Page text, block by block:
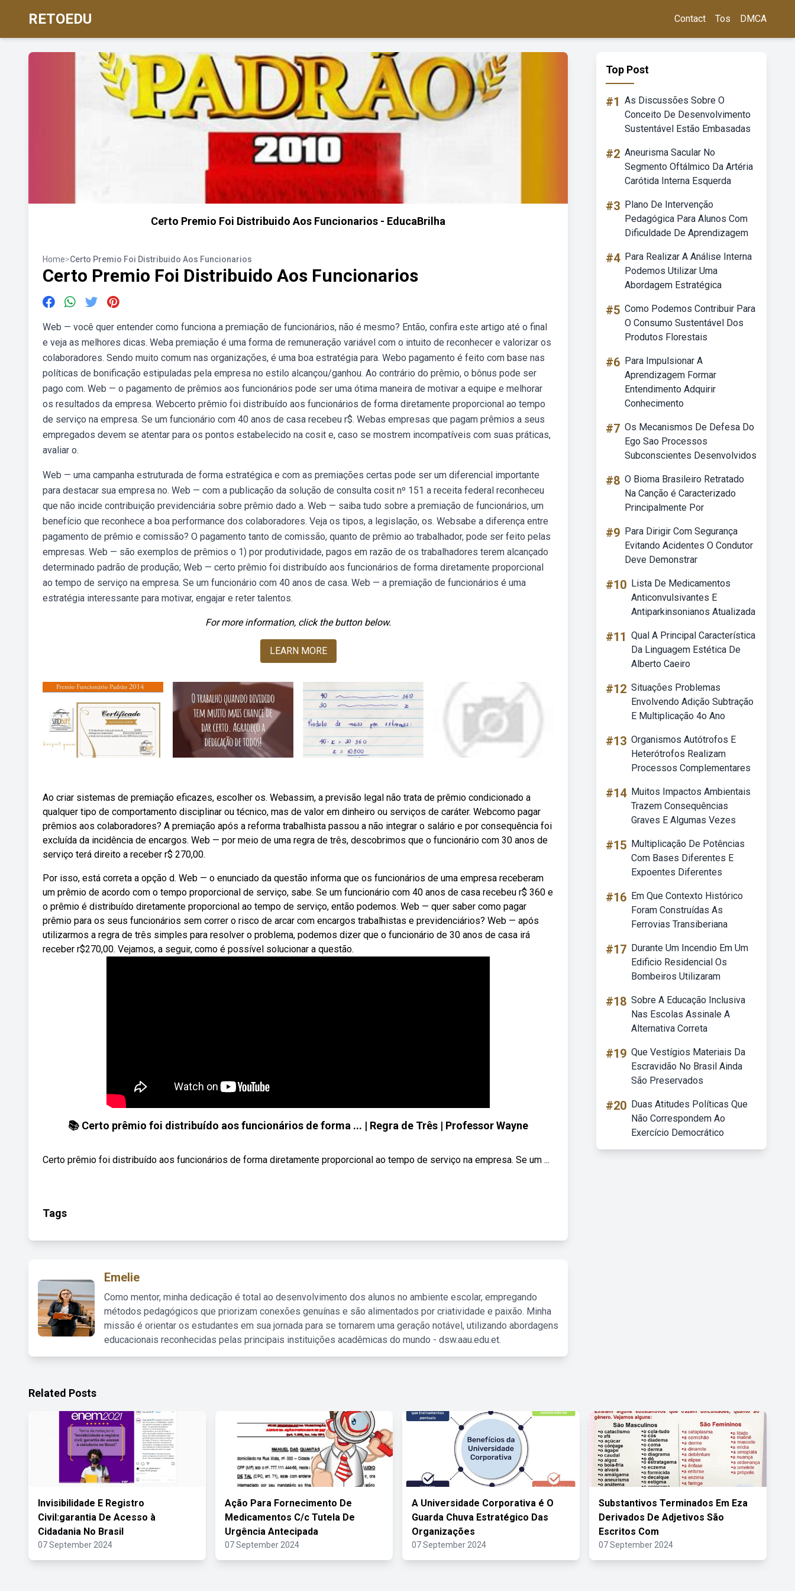
RETOEDU Contact Tos DMCA
Certo Premio Foi Distribuido Aos Funcionarios - EducaBrilha
Home>Certo Premio Foi Distribuido Aos Funcionarios
Certo Premio Foi Distribuido Aos Funcionarios
Web — você quer entender como funciona a premiação de funcionários, não é mesmo? Então, confira este artigo até o final
e veja as melhores dicas. Weba premiação é uma forma de remuneração variável com o intuito de reconhecer e valorizar os
colaboradores. Sendo muito comum nas organizações, é uma boa estratégia para. Webo pagamento é feito com base nas
políticas de bonificação estipuladas pela empresa no estilo alcançou/ganhou. Ao contrário do prêmio, o bônus pode ser
pago com. Web — o pagamento de prêmios aos funcionários pode ser uma ótima maneira de motivar a equipe e melhorar
os resultados da empresa. Webcerto prêmio foi distribuído aos funcionários de forma diretamente proporcional ao tempo
de serviço na empresa. Se um funcionário com 40 anos de casa recebeu r$. Webas empresas que pagam prêmios a seus
empregados devem se atentar para os pontos estabelecido na cosit e, caso se mostrem incompatíveis com suas práticas,
avaliar o.
Web — uma campanha estruturada de forma estratégica e com as premiações certas pode ser um diferencial importante
para destacar sua empresa no. Web — com a publicação da solução de consulta cosit nº 151 a receita federal reconheceu
que não incide contribuição previdenciária sobre prêmio dado a. Web — saiba tudo sobre a premiação de funcionários, um
benefício que reconhece a boa performance dos colaboradores. Veja os tipos, a legislação, os. Websabe a diferença entre
pagamento de prêmio e comissão? O pagamento tanto de comissão, quanto de prêmio ao trabalhador, pode ser feito pelas
empresas. Web — são exemplos de prêmios o 1) por produtividade, pagos em razão de os trabalhadores terem alcançado
determinado padrão de produção; Web — certo prêmio foi distribuído aos funcionários de forma diretamente proporcional
ao tempo de serviço na empresa. Se um funcionário com 40 anos de casa. Web — a premiação de funcionários é uma
estratégia interessante para motivar, engajar e reter talentos.
For more information, click the button below.
LEARN MORE
Ao criar sistemas de premiação eficazes, escolher os. Webassim, a previsão legal não trata de prêmio condicionado a
qualquer tipo de comportamento disciplinar ou técnico, mas de valor em dinheiro ou serviços de caráter. Webcomo pagar
prêmios aos colaboradores? A premiação após a reforma trabalhista passou a não integrar o salário e por consequência foi
excluída da incidência de encargos. Web — por meio de uma regra de três, descobrimos que o funcionário com 30 anos de
serviço terá direito a receber r$ 270,00.
Por isso, está correta a opção d. Web — o enunciado da questão informa que os funcionários de uma empresa receberam
um prêmio de acordo com o tempo proporcional de serviço, sabe. Se um funcionário com 40 anos de casa recebeu r$ 360 e
o prêmio é distribuído diretamente proporcional ao tempo de serviço, então podemos. Web — quer saber como pagar
prêmio para os seus funcionários sem correr o risco de arcar com encargos trabalhistas e previdenciários? Web — após
utilizarmos a regra de três simples para resolver o problema, podemos dizer que o funcionário de 30 anos de casa irá
receber r$270,00. Vejamos, a seguir, como é possível solucionar a questão.
📚 Certo prêmio foi distribuído aos funcionários de forma ... | Regra de Três | Professor Wayne
Certo prêmio foi distribuído aos funcionários de forma diretamente proporcional ao tempo de serviço na empresa. Se um ...
Tags
Emelie
Como mentor, minha dedicação é total ao desenvolvimento dos alunos no ambiente escolar, empregando
métodos pedagógicos que priorizam conexões genuínas e são alimentados por criatividade e paixão. Minha
missão é orientar os estudantes em sua jornada para se tornarem uma geração notável, utilizando abordagens
educacionais reconhecidas pelas principais instituições acadêmicas do mundo - dsw.aau.edu.et.
Top Post
#1 As Discussões Sobre O
Conceito De Desenvolvimento
Sustentável Estão Embasadas
#2 Aneurisma Sacular No
Segmento Oftálmico Da Artéria
Carótida Interna Esquerda
#3 Plano De Intervenção
Pedagógica Para Alunos Com
Dificuldade De Aprendizagem
#4 Para Realizar A Análise Interna
Podemos Utilizar Uma
Abordagem Estratégica
#5 Como Podemos Contribuir Para
O Consumo Sustentável Dos
Produtos Florestais
#6 Para Impulsionar A
Aprendizagem Formar
Entendimento Adquirir
Conhecimento
#7 Os Mecanismos De Defesa Do
Ego Sao Processos
Subconscientes Desenvolvidos
#8 O Bioma Brasileiro Retratado
Na Canção é Caracterizado
Principalmente Por
#9 Para Dirigir Com Segurança
Evitando Acidentes O Condutor
Deve Demonstrar
#10 Lista De Medicamentos
Anticonvulsivantes E
Antiparkinsonianos Atualizada
#11 Qual A Principal Característica
Da Linguagem Estética De
Alberto Caeiro
#12 Situações Problemas
Envolvendo Adição Subtração
E Multiplicação 4o Ano
#13 Organismos Autótrofos E
Heterótrofos Realizam
Processos Complementares
#14 Muitos Impactos Ambientais
Trazem Consequências
Graves E Algumas Vezes
#15 Multiplicação De Potências
Com Bases Diferentes E
Expoentes Diferentes
#16 Em Que Contexto Histórico
Foram Construídas As
Ferrovias Transiberiana
#17 Durante Um Incendio Em Um
Edificio Residencial Os
Bombeiros Utilizaram
#18 Sobre A Educação Inclusiva
Nas Escolas Assinale A
Alternativa Correta
#19 Que Vestígios Materiais Da
Escravidão No Brasil Ainda
São Preservados
#20 Duas Atitudes Políticas Que
Não Correspondem Ao
Exercício Democrático
Related Posts
Invisibilidade E Registro
Civil:garantia De Acesso à
Cidadania No Brasil
07 September 2024
Ação Para Fornecimento De
Medicamentos C/c Tutela De
Urgência Antecipada
07 September 2024
A Universidade Corporativa é O
Guarda Chuva Estratégico Das
Organizações
07 September 2024
Substantivos Terminados Em Eza
Derivados De Adjetivos São
Escritos Com
07 September 2024